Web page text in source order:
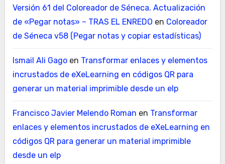
Versión 61 del Coloreador de Séneca. Actualización
de «Pegar notas» – TRAS EL ENREDO en Coloreador
de Séneca v58 (Pegar notas y copiar estadísticas)
Ismail Ali Gagoen Transformar enlaces y elementos
incrustados de eXeLearning en códigos QR para
generar un material imprimible desde un elp
Francisco Javier Melendo Roman en Transformar
enlaces y elementos incrustados de eXeLearning en
códigos QR para generar un material imprimible
desde un elp